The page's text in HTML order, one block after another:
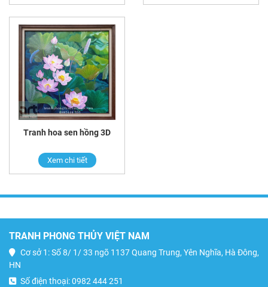
Tranh hoa sen hồng 3D
Xem chi tiết
TRANH PHONG THỦY VIỆT NAM
Cơ sở 1: Số 8/ 1/ 33 ngõ 1137 Quang Trung, Yên Nghĩa, Hà Đông,
HN
Số điện thoại: 0982 444 251